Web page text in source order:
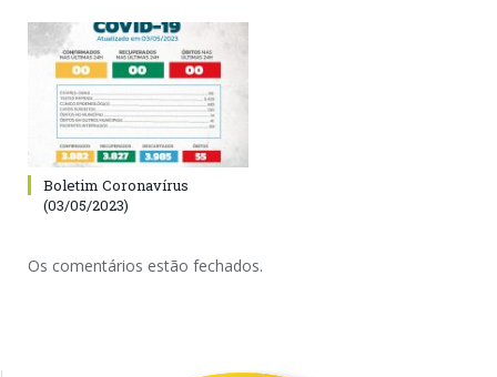
Boletim Coronavírus
(03/05/2023)
Os comentários estão fechados.